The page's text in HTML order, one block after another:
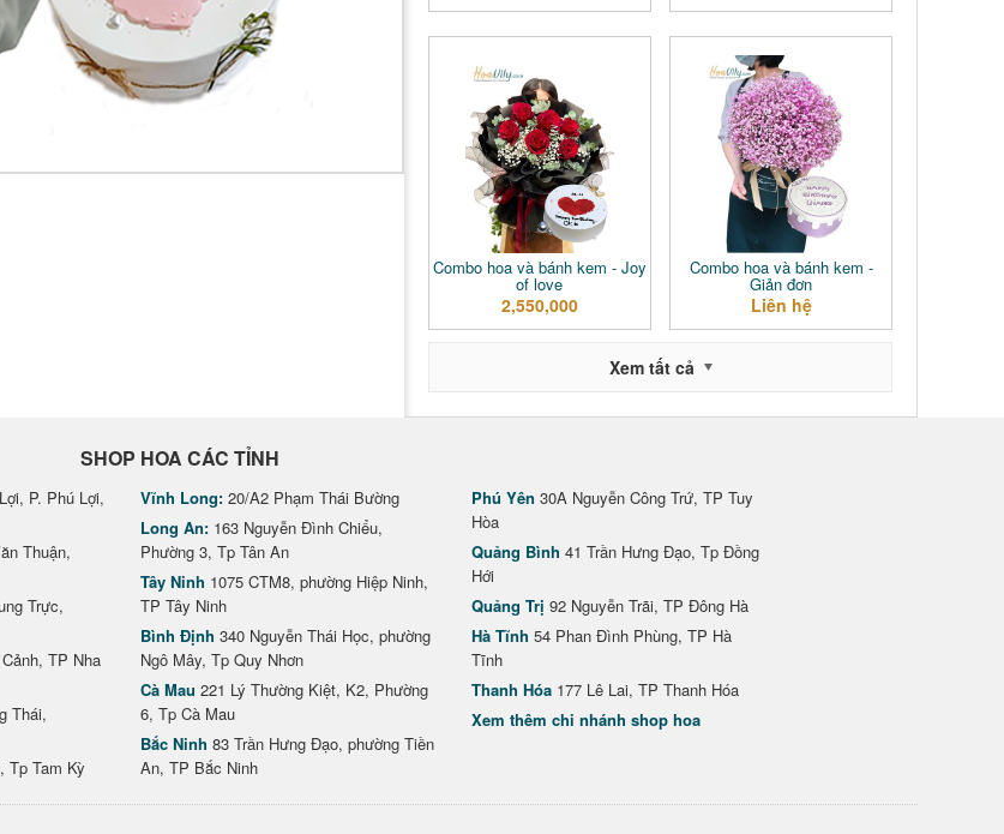
Combo hoa và bánh kem - Joy
of love
2,550,000
Combo hoa và bánh kem -
Giản đơn
Liên hệ
Xem tất cả
SHOP HOA CÁC TỈNH
P. Phú Lợi,
Thuận,
Trực,
TP Nha
Thái,
Tp Tam Kỳ
Vĩnh Long: 20/A2 Phạm Thái Bường
Long An: 163 Nguyễn Đình Chiểu,
Phường 3, Tp Tân An
Tây Ninh 1075 CTM8, phường Hiệp Ninh,
TP Tây Ninh
Bình Định 340 Nguyễn Thái Học, phường
Ngô Mây, Tp Quy Nhơn
Cà Mau 221 Lý Thường Kiệt, K2, Phường
6, Tp Cà Mau
Bắc Ninh 83 Trần Hưng Đạo, phường Tiền
An, TP Bắc Ninh
Phú Yên 30A Nguyễn Công Trứ, TP Tuy
Hòa
Quảng Bình 41 Trần Hưng Đạo, Tp Đồng
Hới
Quảng Trị 92 Nguyễn Trãi, TP Đông Hà
Hà Tĩnh 54 Phan Đình Phùng, TP Hà
Tĩnh
Thanh Hóa 177 Lê Lai, TP Thanh Hóa
Xem thêm chi nhánh shop hoa